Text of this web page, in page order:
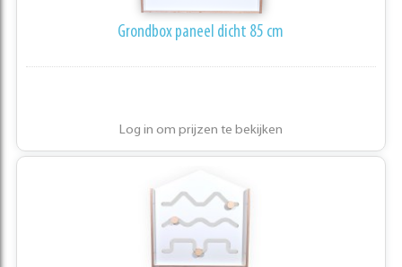
Grondbox paneel dicht 85 cm
Log in om prijzen te bekijken